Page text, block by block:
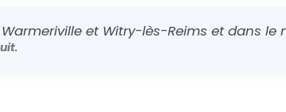
et Witry-lès-Reims et dans le
.